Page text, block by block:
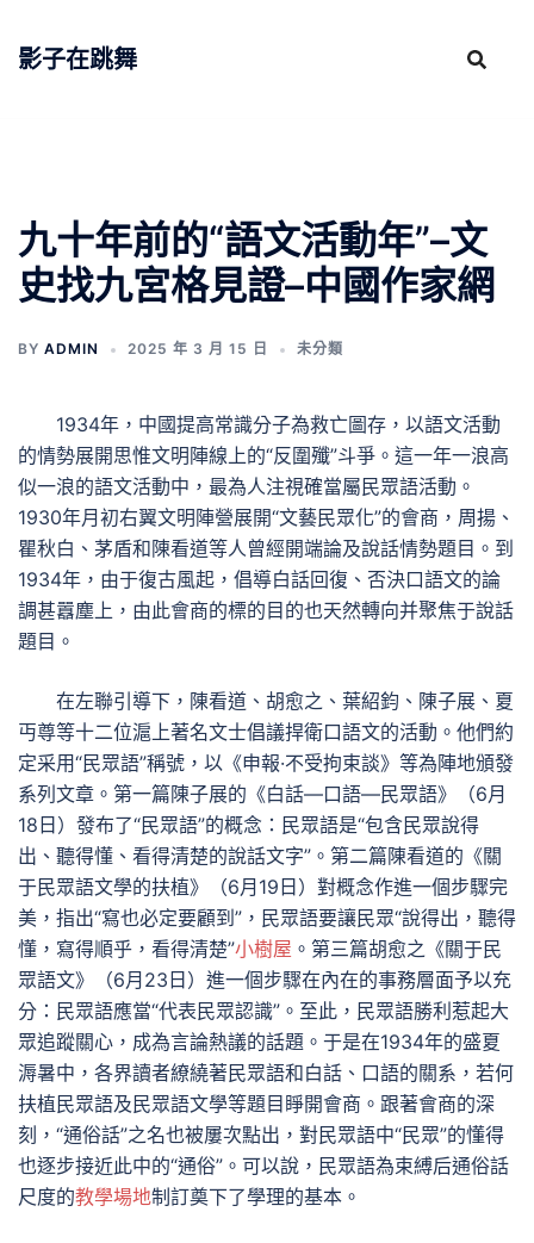
影子在跳舞
九十年前的“語文活動年”–文
史找九宮格見證–中國作家網
BY ADMIN 2025 年 3 月 15 日 未分類
1934年，中國提高常識分子為救亡圖存，以語文活動
的情勢展開思惟文明陣線上的“反圍殲”斗爭。這一年一浪高
似一浪的語文活動中，最為人注視確當屬民眾語活動。
1930年月初右翼文明陣營展開“文藝民眾化”的會商，周揚、
瞿秋白、茅盾和陳看道等人曾經開端論及說話情勢題目。到
1934年，由于復古風起，倡導白話回復、否決口語文的論
調甚囂塵上，由此會商的標的目的也天然轉向并聚焦于說話
題目。
在左聯引導下，陳看道、胡愈之、葉紹鈞、陳子展、夏
丏尊等十二位滬上著名文士倡議捍衛口語文的活動。他們約
定采用“民眾語”稱號，以《申報·不受拘束談》等為陣地頒發
系列文章。第一篇陳子展的《白話—口語—民眾語》（6月
18日）發布了“民眾語”的概念：民眾語是“包含民眾說得
出、聽得懂、看得清楚的說話文字”。第二篇陳看道的《關
于民眾語文學的扶植》（6月19日）對概念作進一個步驟完
美，指出“寫也必定要顧到”，民眾語要讓民眾“說得出，聽得
懂，寫得順乎，看得清楚”小樹屋 。第三篇胡愈之《關于民
眾語文》（6月23日）進一個步驟在內在的事務層面予以充
分：民眾語應當“代表民眾認識”。至此，民眾語勝利惹起大
眾追蹤關心，成為言論熱議的話題。于是在1934年的盛夏
溽暑中，各界讀者繚繞著民眾語和白話、口語的關系，若何
扶植民眾語及民眾語文學等題目睜開會商。跟著會商的深
刻，“通俗話”之名也被屢次點出，對民眾語中“民眾”的懂得
也逐步接近此中的“通俗”。可以說，民眾語為束縛后通俗話
尺度的教學場地制訂奠下了學理的基本。